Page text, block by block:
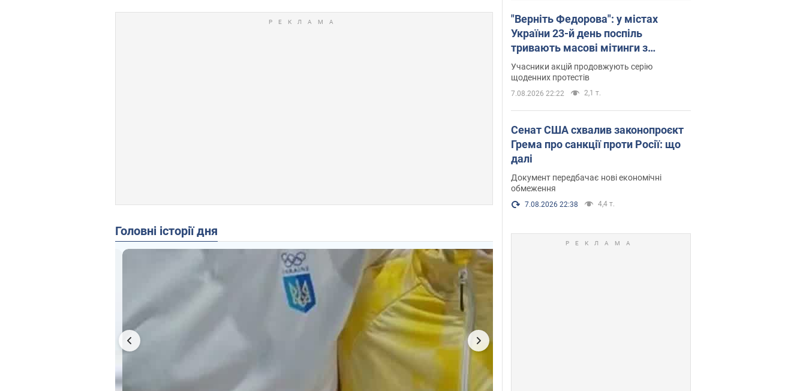
Головні історії дня
"Верніть Федорова": у містах
України 23-й день поспіль
тривають масові мітинги з
картонками. Фото і відео
Учасники акцій продовжують серію
щоденних протестів
7.08.2026 22:22 2,1 т.
Сенат США схвалив законопроєкт
Грема про санкції проти Росії: що
далі
Документ передбачає нові економічні
обмеження
7.08.2026 22:38 4,4 т.